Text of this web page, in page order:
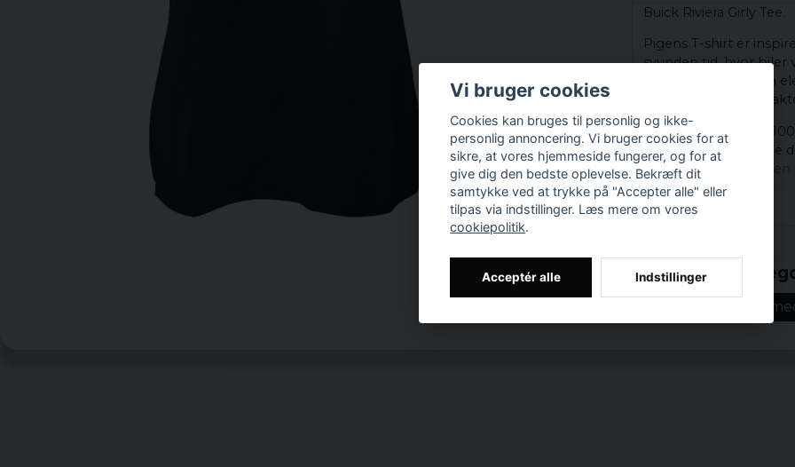
Buick Riviera Girly Tee.
Pigens T-shirt er
svunden tid, hvor biler
Designet fanger den
et omrids af den
T-shirten er lavet af
perfekt til afslappede
er det som at bære en
ejede vejen, da du
Køn: kvinde
Størrelser: S, M,
Officielt
Relaterede
Toppe
Vi bruger cookies
Cookies kan bruges til personlig og ikke-
personlig annoncering. Vi bruger cookies for at
sikre, at vores hjemmeside fungerer, og for at
give dig den bedste oplevelse. Bekræft dit
samtykke ved at trykke på "Accepter alle" eller
tilpas via indstillinger. Læs mere om vores
cookiepolitik.
Acceptér alle Indstillinger